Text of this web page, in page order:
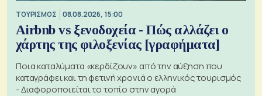
ΤΟΥΡΙΣΜΟΣ 08.08.2026, 15:00
Airbnb vs ξενοδοχεία - Πώς αλλάζει ο
χάρτης της φιλοξενίας [γραφήματα]
Ποια καταλύματα «κερδίζουν» από την αύξηση που
καταγράφει και τη φετινή χρονιά ο ελληνικός τουρισμός
- Διαφοροποιείται το τοπίο στην αγορά